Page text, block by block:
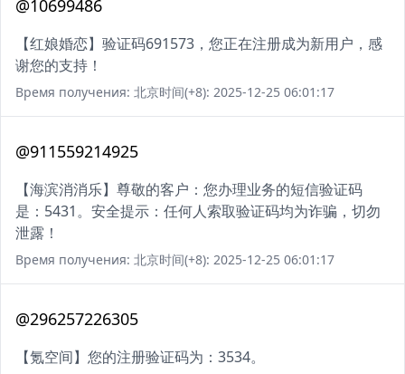
@10699486
【红娘婚恋】验证码691573，您正在注册成为新用户，感
谢您的支持！
Время получения: 北京时间(+8): 2025-12-25 06:01:17
@911559214925
【海滨消消乐】尊敬的客户：您办理业务的短信验证码
是：5431。安全提示：任何人索取验证码均为诈骗，切勿
泄露！
Время получения: 北京时间(+8): 2025-12-25 06:01:17
@296257226305
【氪空间】您的注册验证码为：3534。